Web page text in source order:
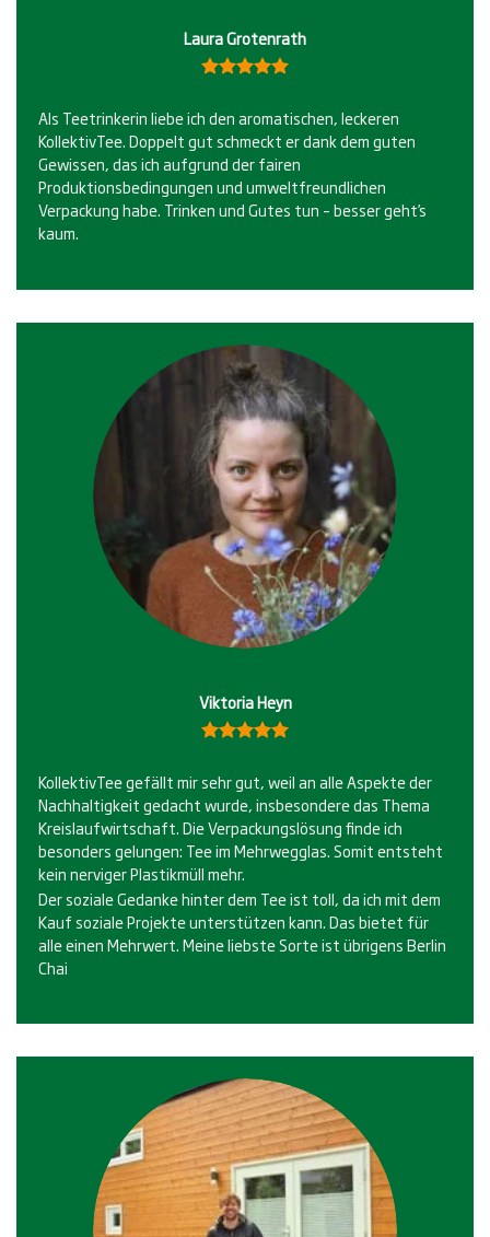
Laura Grotenrath
mit 5.00
von 5
Als Teetrinkerin liebe ich den aromatischen, leckeren
KollektivTee. Doppelt gut schmeckt er dank dem guten
Gewissen, das ich aufgrund der fairen
Produktionsbedingungen und umweltfreundlichen
Verpackung habe. Trinken und Gutes tun – besser geht’s
kaum.
Viktoria Heyn
mit 5.00
von 5
KollektivTee gefällt mir sehr gut, weil an alle Aspekte der
Nachhaltigkeit gedacht wurde, insbesondere das Thema
Kreislaufwirtschaft. Die Verpackungslösung finde ich
besonders gelungen: Tee im Mehrwegglas. Somit entsteht
kein nerviger Plastikmüll mehr.
Der soziale Gedanke hinter dem Tee ist toll, da ich mit dem
Kauf soziale Projekte unterstützen kann. Das bietet für
alle einen Mehrwert. Meine liebste Sorte ist übrigens Berlin
Chai